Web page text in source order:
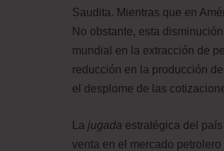
Saudita. Mientras que en
No obstante, esta
mundial en la extracción de
reducción en la producción del
el desplome de las
La jugada estratégica del
venta en el mercado